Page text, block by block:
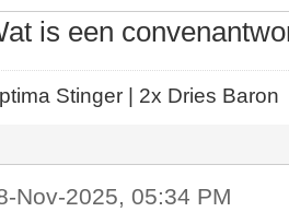
is een
Stinger | 2x Dries Baron
Nov-2025, 05:34 PM